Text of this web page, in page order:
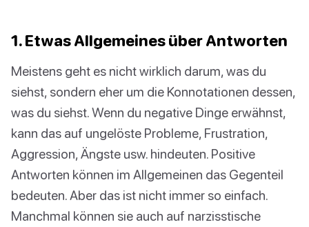
1. Etwas Allgemeines über Antworten
Meistens geht es nicht wirklich darum, was du
siehst, sondern eher um die Konnotationen dessen,
was du siehst. Wenn du negative Dinge erwähnst,
kann das auf ungelöste Probleme, Frustration,
Aggression, Ängste usw. hindeuten. Positive
Antworten können im Allgemeinen das Gegenteil
bedeuten. Aber das ist nicht immer so einfach.
Manchmal können sie auch auf narzisstische